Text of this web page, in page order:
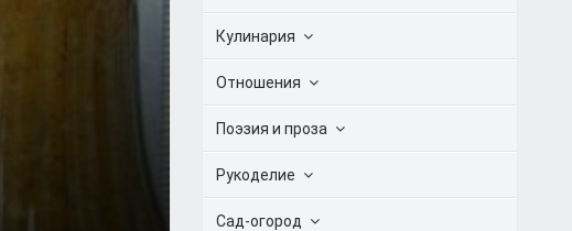
Кулинария
Отношения
Поэзия и проза
Рукоделие
Сад-огород